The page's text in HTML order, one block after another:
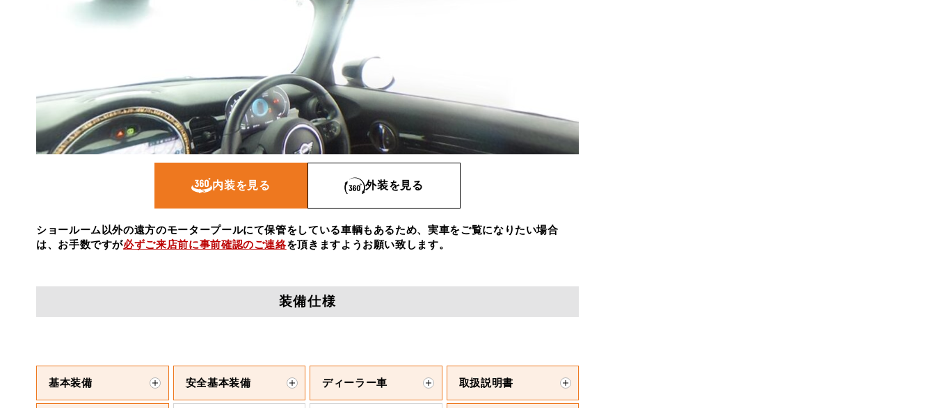
MAP
内装を見る 外装を見る
ショールーム以外の遠方のモータープールにて保管をしている車輌もあるため、実車をご覧になりたい場合
は、お手数ですが必ずご来店前に事前確認のご連絡を頂きますようお願い致します。
装備仕様
基本装備 安全基本装備 ディーラー車 取扱説明書